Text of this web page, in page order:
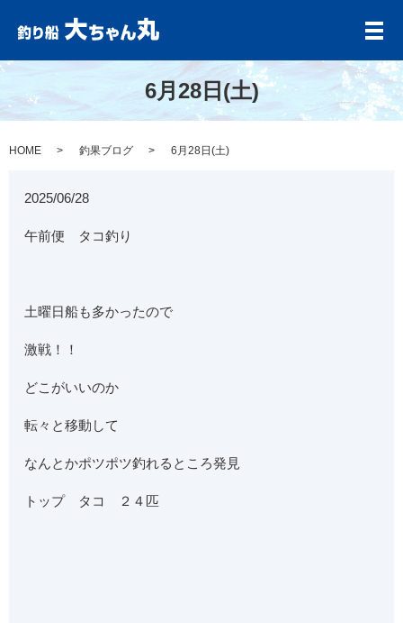
メ
6月28日(土)
HOME 釣果ブログ 6月28日(土)
2025/06/28
午前便 タコ釣り
土曜日船も多かったので
激戦！！
どこがいいのか
転々と移動して
なんとかポツポツ釣れるところ発見
トップ タコ ２４匹